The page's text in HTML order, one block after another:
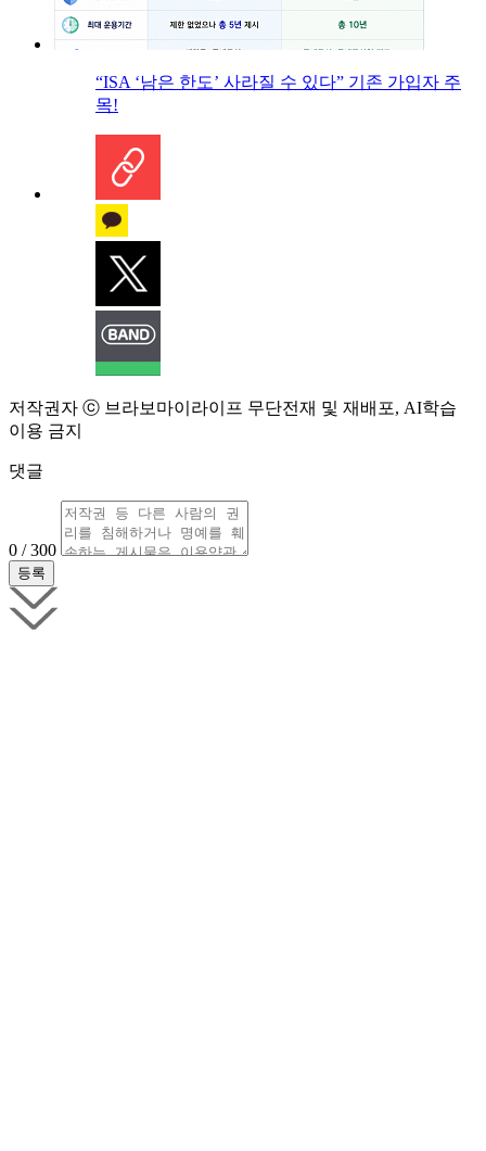
“ISA ‘남은 한도’ 사라질 수 있다” 기존 가입자 주
목!
저작권자 ⓒ 브라보마이라이프 무단전재 및 재배포, AI학습
이용 금지
댓글
0 / 300